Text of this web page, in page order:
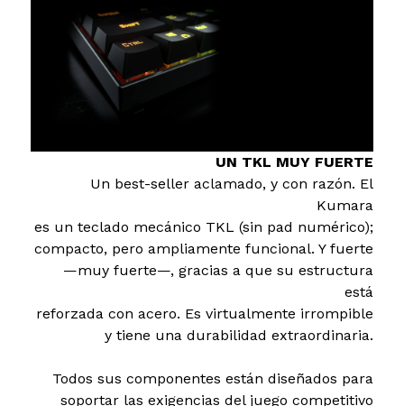
UN TKL MUY FUERTE
Un best-seller aclamado, y con razón. El
Kumara
es un teclado mecánico TKL (sin pad numérico);
compacto, pero ampliamente funcional. Y fuerte
—muy fuerte—, gracias a que su estructura
está
reforzada con acero. Es virtualmente irrompible
y tiene una durabilidad extraordinaria.
Todos sus componentes están diseñados para
soportar las exigencias del juego competitivo